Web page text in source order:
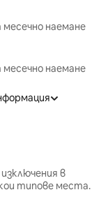
наемане
наемане
в
типове места.